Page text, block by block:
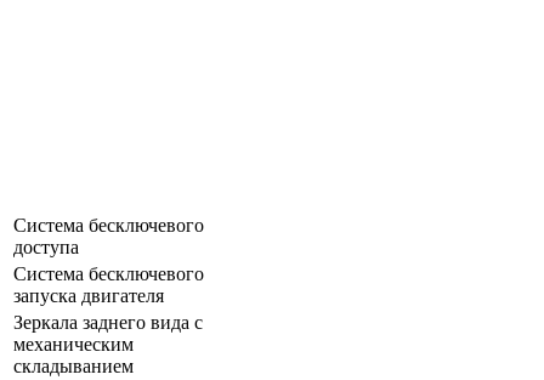
Система бесключевого
доступа
Система бесключевого
запуска двигателя
Зеркала заднего вида с
механическим
складыванием